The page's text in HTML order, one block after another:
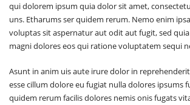
qui dolorem ipsum quia dolor sit amet,
uns. Etharums ser quidem rerum. Nemo enim
voluptas sit aspernatur aut odit aut fugit, sed
magni dolores eos qui ratione voluptatem sequi
Asunt in anim uis aute irure dolor in
esse cillum dolore eu fugiat nulla dolores ipsums
quidem rerum facilis dolores nemis onis fugats